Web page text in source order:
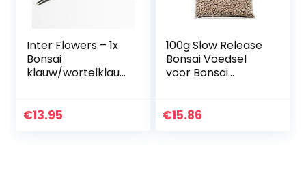
Inter Flowers – 1x
Bonsai
klauw/wortelklauw
belangrijk bij het
€13.95
100g Slow Release
Bonsai Voedsel
voor Bonsai
€15.86